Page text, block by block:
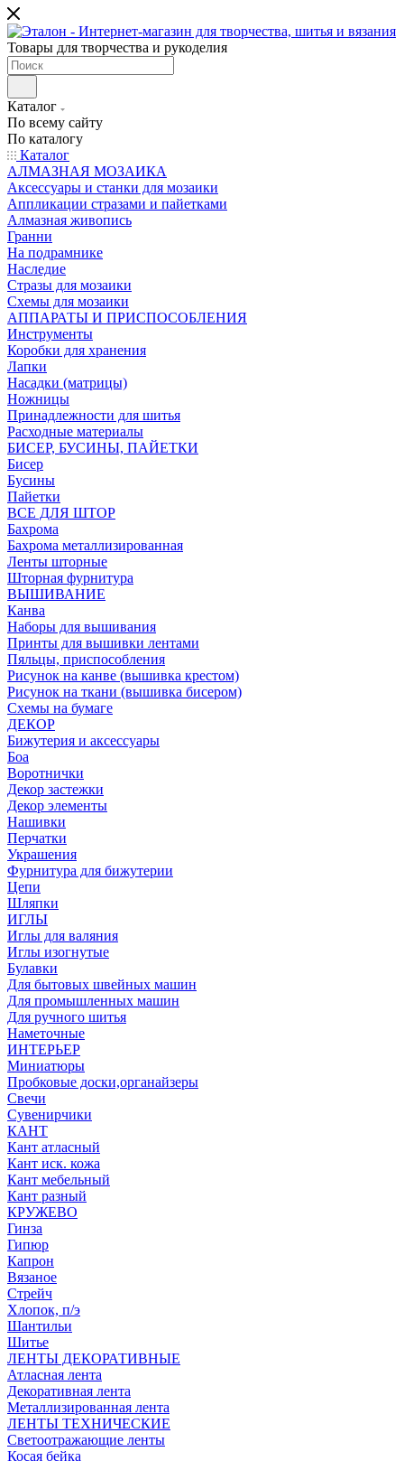
Товары для творчества и рукоделия
Каталог
По всему сайту
По каталогу
Каталог
АЛМАЗНАЯ МОЗАИКА
Аксессуары и станки для мозаики
Аппликации стразами и пайетками
Алмазная живопись
Гранни
На подрамнике
Наследие
Стразы для мозаики
Схемы для мозаики
АППАРАТЫ И ПРИСПОСОБЛЕНИЯ
Инструменты
Коробки для хранения
Лапки
Насадки (матрицы)
Ножницы
Принадлежности для шитья
Расходные материалы
БИСЕР, БУСИНЫ, ПАЙЕТКИ
Бисер
Бусины
Пайетки
ВСЕ ДЛЯ ШТОР
Бахрома
Бахрома металлизированная
Ленты шторные
Шторная фурнитура
ВЫШИВАНИЕ
Канва
Наборы для вышивания
Принты для вышивки лентами
Пяльцы, приспособления
Рисунок на канве (вышивка крестом)
Рисунок на ткани (вышивка бисером)
Схемы на бумаге
ДЕКОР
Бижутерия и аксессуары
Боа
Воротнички
Декор застежки
Декор элементы
Нашивки
Перчатки
Украшения
Фурнитура для бижутерии
Цепи
Шляпки
ИГЛЫ
Иглы для валяния
Иглы изогнутые
Булавки
Для бытовых швейных машин
Для промышленных машин
Для ручного шитья
Наметочные
ИНТЕРЬЕР
Миниатюры
Пробковые доски,органайзеры
Свечи
Сувенирчики
КАНТ
Кант атласный
Кант иск. кожа
Кант мебельный
Кант разный
КРУЖЕВО
Гинза
Гипюр
Капрон
Вязаное
Стрейч
Хлопок, п/э
Шантильи
Шитье
ЛЕНТЫ ДЕКОРАТИВНЫЕ
Атласная лента
Декоративная лента
Металлизированная лента
ЛЕНТЫ ТЕХНИЧЕСКИЕ
Светоотражающие ленты
Косая бейка